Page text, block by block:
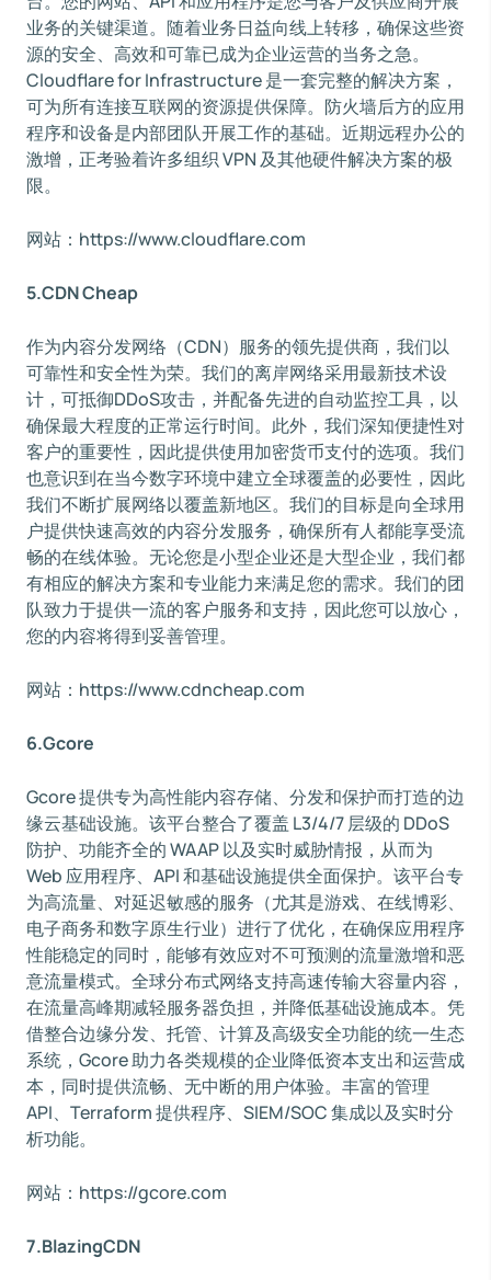
业务的关键渠道。随着业务日益向线上转移，确保这些资
源的安全、高效和可靠已成为企业运营的当务之急。
Cloudflare for Infrastructure 是一套完整的解决方案，
可为所有连接互联网的资源提供保障。防火墙后方的应用
程序和设备是内部团队开展工作的基础。近期远程办公的
激增，正考验着许多组织 VPN 及其他硬件解决方案的极
限。
网站：https://www.cloudflare.com
5.CDN Cheap
作为内容分发网络（CDN）服务的领先提供商，我们以
可靠性和安全性为荣。我们的离岸网络采用最新技术设
计，可抵御DDoS攻击，并配备先进的自动监控工具，以
确保最大程度的正常运行时间。此外，我们深知便捷性对
客户的重要性，因此提供使用加密货币支付的选项。我们
也意识到在当今数字环境中建立全球覆盖的必要性，因此
我们不断扩展网络以覆盖新地区。我们的目标是向全球用
户提供快速高效的内容分发服务，确保所有人都能享受流
畅的在线体验。无论您是小型企业还是大型企业，我们都
有相应的解决方案和专业能力来满足您的需求。我们的团
队致力于提供一流的客户服务和支持，因此您可以放心，
您的内容将得到妥善管理。
网站：https://www.cdncheap.com
6.Gcore
Gcore 提供专为高性能内容存储、分发和保护而打造的边
缘云基础设施。该平台整合了覆盖 L3/4/7 层级的 DDoS
防护、功能齐全的 WAAP 以及实时威胁情报，从而为
Web 应用程序、API 和基础设施提供全面保护。该平台专
为高流量、对延迟敏感的服务（尤其是游戏、在线博彩、
电子商务和数字原生行业）进行了优化，在确保应用程序
性能稳定的同时，能够有效应对不可预测的流量激增和恶
意流量模式。全球分布式网络支持高速传输大容量内容，
在流量高峰期减轻服务器负担，并降低基础设施成本。凭
借整合边缘分发、托管、计算及高级安全功能的统一生态
系统，Gcore 助力各类规模的企业降低资本支出和运营成
本，同时提供流畅、无中断的用户体验。丰富的管理
API、Terraform 提供程序、SIEM/SOC 集成以及实时分
析功能。
网站：https://gcore.com
7.BlazingCDN